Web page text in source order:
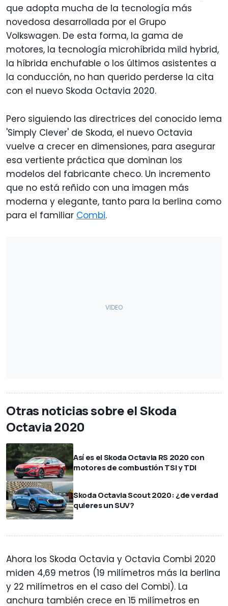
que adopta mucha de la tecnología más
novedosa desarrollada por el Grupo
Volkswagen. De esta forma, la gama de
motores, la tecnología microhíbrida mild hybrid,
la híbrida enchufable o los últimos asistentes a
la conducción, no han querido perderse la cita
con el nuevo Skoda Octavia 2020.
Pero siguiendo las directrices del conocido lema
'Simply Clever' de Skoda, el nuevo Octavia
vuelve a crecer en dimensiones, para asegurar
esa vertiente práctica que dominan los
modelos del fabricante checo. Un incremento
que no está reñido con una imagen más
moderna y elegante, tanto para la berlina como
para el familiar Combi.
Otras noticias sobre el Skoda
Octavia 2020
Así es el Skoda Octavia RS 2020 con
motores de combustión TSI y TDI
Skoda Octavia Scout 2020: ¿de verdad
quieres un SUV?
Ahora los Skoda Octavia y Octavia Combi 2020
miden 4,69 metros (19 milímetros más la berlina
y 22 milímetros en el caso del Combi). La
anchura también crece en 15 milímetros en